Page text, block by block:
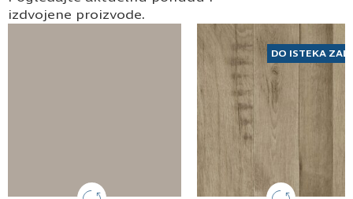
izdvojene proizvode.
DO ISTEKA